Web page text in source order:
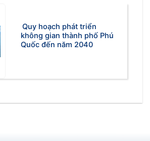
Quy hoạch phát triển
không gian thành phố Phú
Quốc đến năm 2040